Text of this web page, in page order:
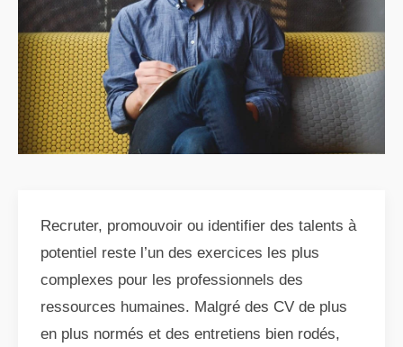
Recruter, promouvoir ou identifier des talents à
potentiel reste l’un des exercices les plus
complexes pour les professionnels des
ressources humaines. Malgré des CV de plus
en plus normés et des entretiens bien rodés,